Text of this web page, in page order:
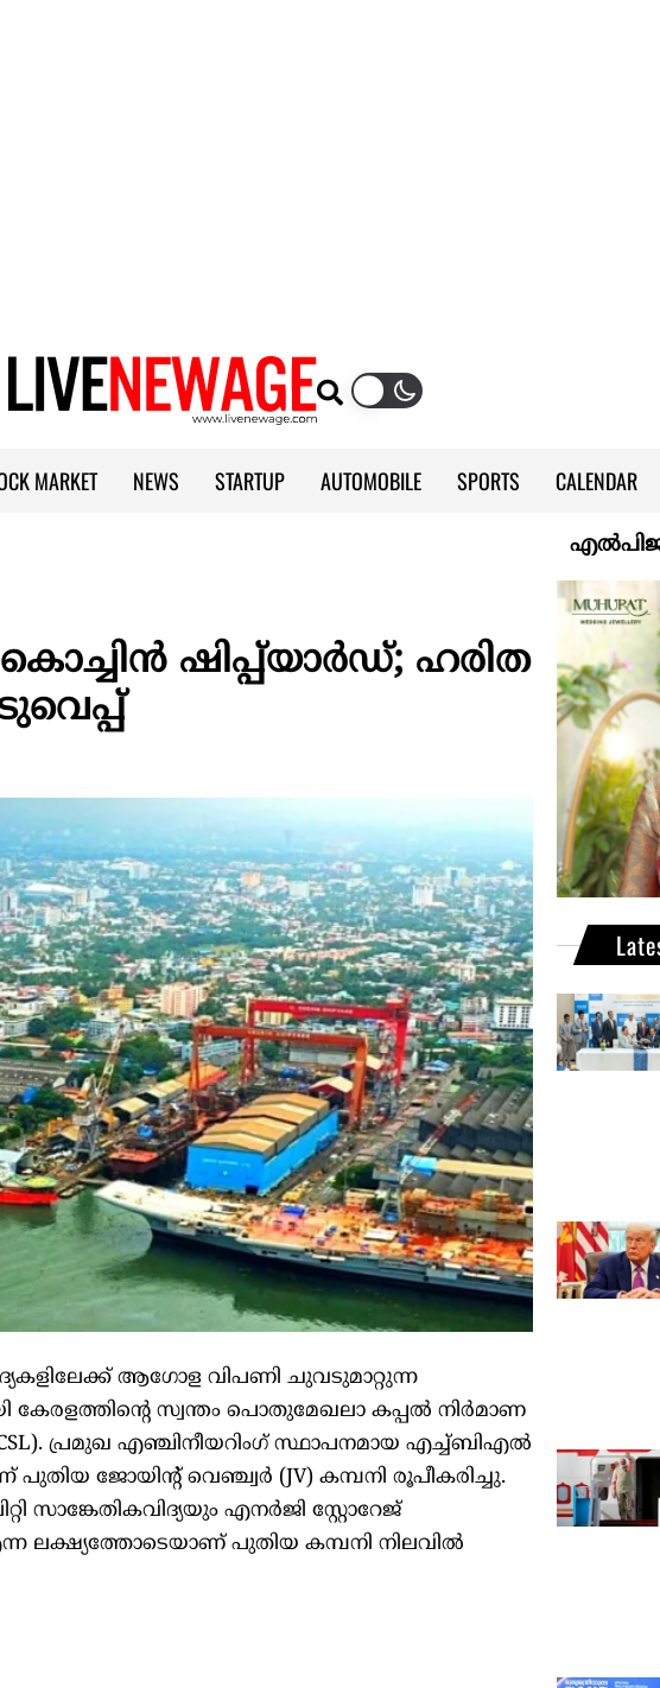
MARKET NEWS STARTUP AUTOMOBILE SPORTS CALENDAR
എല്‍പിജിക്ക്
ഷിപ്പ്‌യാര്‍ഡ്; ഹരിത
ആഗോള വിപണി ചുവടുമാറ്റുന്ന
കേരളത്തിന്റെ സ്വന്തം പൊതുമേഖലാ കപ്പല്‍ നിര്‍മാണ
പ്രമുഖ എഞ്ചിനീയറിംഗ് സ്ഥാപനമായ എച്ച്ബിഎല്‍
പുതിയ ജോയിന്റ് വെഞ്ച്വര്‍ (JV) കമ്പനി രൂപീകരിച്ചു.
സാങ്കേതികവിദ്യയും എനര്‍ജി സ്റ്റോറേജ്
ലക്ഷ്യത്തോടെയാണ് പുതിയ കമ്പനി നിലവില്‍